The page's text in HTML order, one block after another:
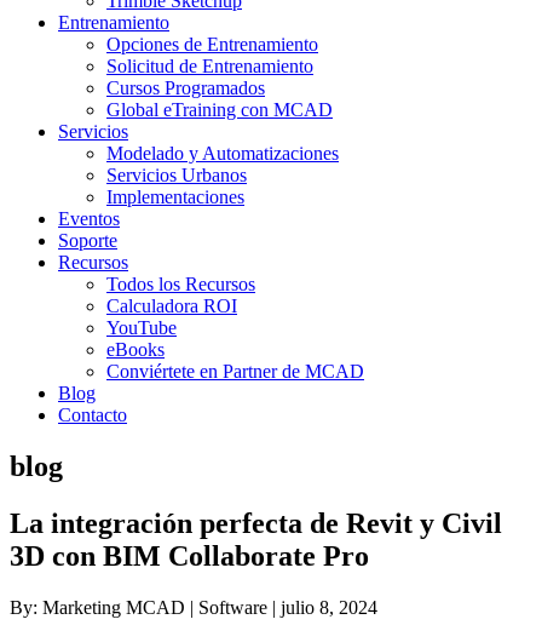
Entrenamiento
Opciones de Entrenamiento
Solicitud de Entrenamiento
Cursos Programados
Global eTraining con MCAD
Servicios
Modelado y Automatizaciones
Servicios Urbanos
Implementaciones
Eventos
Soporte
Recursos
Todos los Recursos
Calculadora ROI
YouTube
eBooks
Conviértete en Partner de MCAD
Blog
Contacto
blog
La integración perfecta de Revit y Civil
3D con BIM Collaborate Pro
By: Marketing MCAD | Software | julio 8, 2024